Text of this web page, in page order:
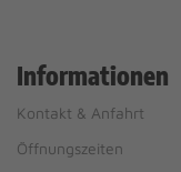
Informationen
Kontakt & Anfahrt
Öffnungszeiten